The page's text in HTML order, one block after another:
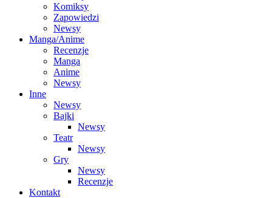
Komiksy
Zapowiedzi
Newsy
Manga/Anime
Recenzje
Manga
Anime
Newsy
Inne
Newsy
Bajki
Newsy
Teatr
Newsy
Gry
Newsy
Recenzje
Kontakt